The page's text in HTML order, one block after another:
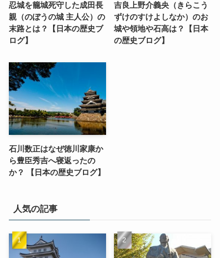
忍城を籠城死守した成田長
親（のぼうの城 主人公）の
末路とは？【日本の歴史ブ
ログ】
吉良上野介義央（きらこう
ずけのすけよしなか）のお
城や領地や石高は？【日本
の歴史ブログ】
石川数正はなぜ徳川家康か
ら豊臣秀吉へ寝返ったの
か？ 【日本の歴史ブログ】
人気の記事